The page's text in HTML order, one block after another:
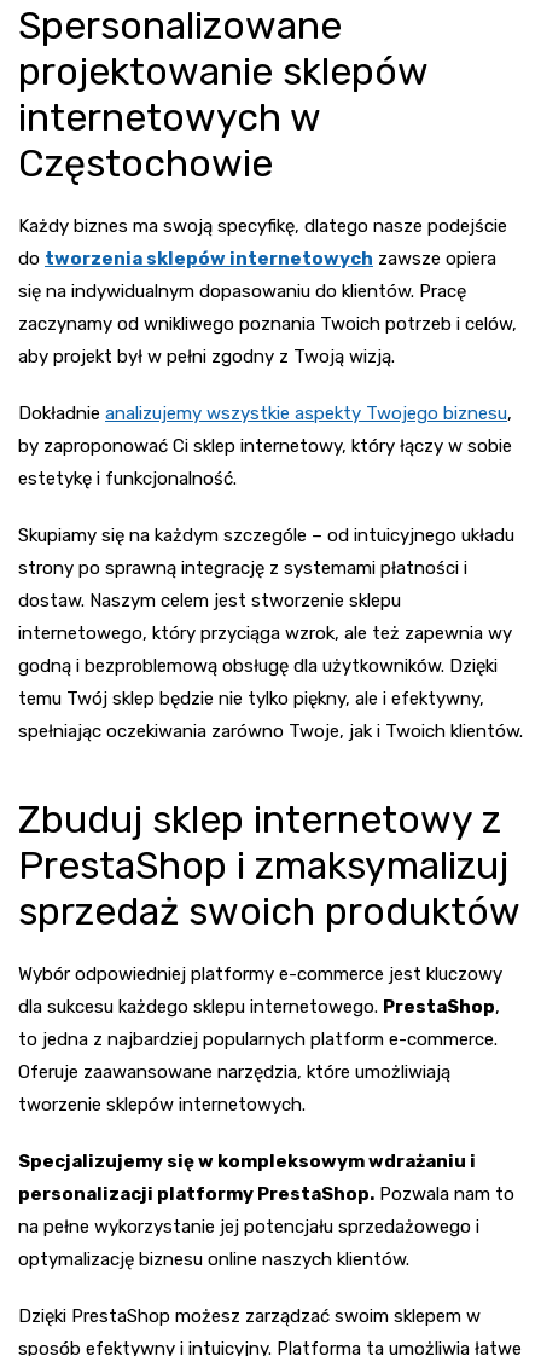
Spersonalizowane
projektowanie sklepów
internetowych w
Częstochowie
Każdy biznes ma swoją specyfikę, dlatego nasze podejście
do tworzenia sklepów internetowych zawsze opiera
się na indywidualnym dopasowaniu do klientów. Pracę
zaczynamy od wnikliwego poznania Twoich potrzeb i celów,
aby projekt był w pełni zgodny z Twoją wizją.
Dokładnie analizujemy wszystkie aspekty Twojego biznesu,
by zaproponować Ci sklep internetowy, który łączy w sobie
estetykę i funkcjonalność.
Skupiamy się na każdym szczególe – od intuicyjnego układu
strony po sprawną integrację z systemami płatności i
dostaw. Naszym celem jest stworzenie sklepu
internetowego, który przyciąga wzrok, ale też zapewnia wy
godną i bezproblemową obsługę dla użytkowników. Dzięki
temu Twój sklep będzie nie tylko piękny, ale i efektywny,
spełniając oczekiwania zarówno Twoje, jak i Twoich klientów.
Zbuduj sklep internetowy z
PrestaShop i zmaksymalizuj
sprzedaż swoich produktów
Wybór odpowiedniej platformy e-commerce jest kluczowy
dla sukcesu każdego sklepu internetowego. PrestaShop,
to jedna z najbardziej popularnych platform e-commerce.
Oferuje zaawansowane narzędzia, które umożliwiają
tworzenie sklepów internetowych.
Specjalizujemy się w kompleksowym wdrażaniu i
personalizacji platformy PrestaShop. Pozwala nam to
na pełne wykorzystanie jej potencjału sprzedażowego i
optymalizację biznesu online naszych klientów.
Dzięki PrestaShop możesz zarządzać swoim sklepem w
sposób efektywny i intuicyjny. Platforma ta umożliwia łatwe